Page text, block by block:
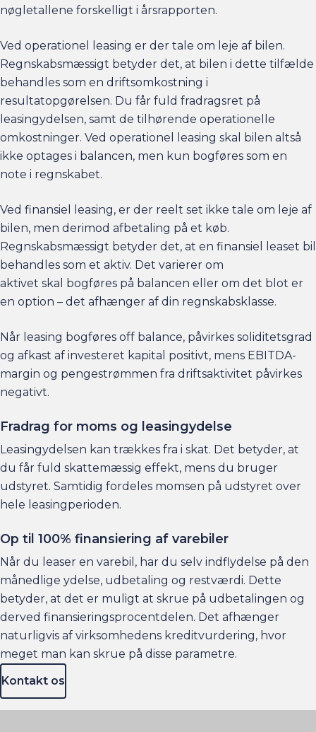
nøgletallene forskelligt i årsrapporten.
Ved operationel leasing er der tale om leje af bilen.
Regnskabsmæssigt betyder det, at bilen i dette tilfælde
behandles som en driftsomkostning i
resultatopgørelsen. Du får fuld fradragsret på
leasingydelsen, samt de tilhørende operationelle
omkostninger. Ved operationel leasing skal bilen altså
ikke optages i balancen, men kun bogføres som en
note i regnskabet.
Ved finansiel leasing, er der reelt set ikke tale om leje af
bilen, men derimod afbetaling på et køb.
Regnskabsmæssigt betyder det, at en finansiel leaset bil
behandles som et aktiv. Det varierer om
aktivet skal bogføres på balancen eller om det blot er
en option – det afhænger af din regnskabsklasse.
Når leasing bogføres off balance, påvirkes soliditetsgrad
og afkast af investeret kapital positivt, mens EBITDA-
margin og pengestrømmen fra driftsaktivitet påvirkes
negativt.
Fradrag for moms og leasingydelse
Leasingydelsen kan trækkes fra i skat. Det betyder, at
du får fuld skattemæssig effekt, mens du bruger
udstyret. Samtidig fordeles momsen på udstyret over
hele leasingperioden.
Op til 100% finansiering af varebiler
Når du leaser en varebil, har du selv indflydelse på den
månedlige ydelse, udbetaling og restværdi. Dette
betyder, at det er muligt at skrue på udbetalingen og
derved finansieringsprocentdelen. Det afhænger
naturligvis af virksomhedens kreditvurdering, hvor
meget man kan skrue på disse parametre.
Kontakt os